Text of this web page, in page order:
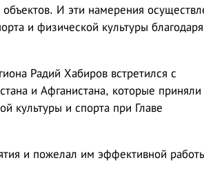
И эти намерения
и физической культуры благодаря
Радий Хабиров встретился с
и Афганистана, которые приняли
культуры и спорта при Главе
и пожелал им эффективной